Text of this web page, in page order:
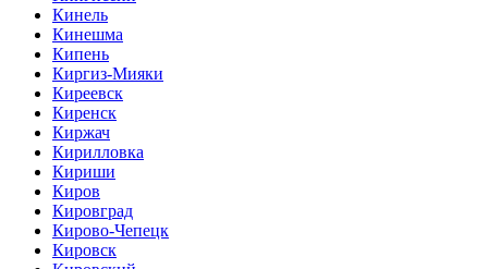
Кинель
Кинешма
Кипень
Киргиз-Мияки
Киреевск
Киренск
Киржач
Кирилловка
Кириши
Киров
Кировград
Кирово-Чепецк
Кировск